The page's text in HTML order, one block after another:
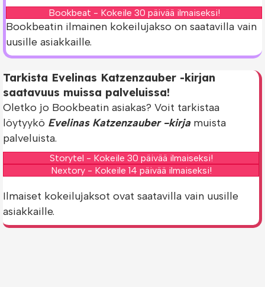
Bookbeat - Kokeile 30 päivää ilmaiseksi!
Bookbeatin ilmainen kokeilujakso on saatavilla vain
uusille asiakkaille.
Tarkista Evelinas Katzenzauber -kirjan
saatavuus muissa palveluissa!
Oletko jo Bookbeatin asiakas? Voit tarkistaa
löytyykö Evelinas Katzenzauber -kirja muista
palveluista.
Storytel - Kokeile 30 päivää ilmaiseksi!
Nextory - Kokeile 14 päivää ilmaiseksi!
Ilmaiset kokeilujaksot ovat saatavilla vain uusille
asiakkaille.